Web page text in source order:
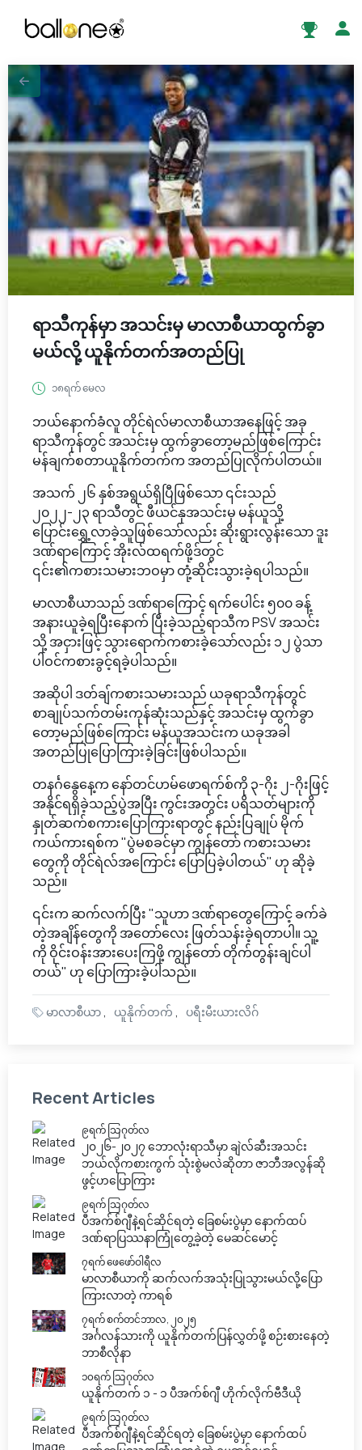
ရာသီကုန်မှာ အသင်းမှ မာလာစီယာထွက်ခွာ
မယ်လို့ ယူနိုက်တက်အတည်ပြု
၁၈ရက် မေလ
ဘယ်နောက်ခံလူ တိုင်ရဲလ်မာလာစီယာအနေဖြင့် အခု
ရာသီကုန်တွင် အသင်းမှ ထွက်ခွာတော့မည်ဖြစ်ကြောင်း
မန်ချက်စတာယူနိုက်တက်က အတည်ပြုလိုက်ပါတယ်။
အသက် ၂၆ နှစ်အရွယ်ရှိပြီဖြစ်သော ၎င်းသည်
၂၀၂၂-၂၃ ရာသီတွင် ဖီယင်နုအသင်းမှ မန်ယူသို့
ပြောင်းရွှေ့လာခဲ့သူဖြစ်သော်လည်း ဆိုးရွားလွန်းသော ဒူး
ဒဏ်ရာကြောင့် အိုးလ်ထရက်ဖို့ဒ်တွင်
၎င်း၏ကစားသမားဘဝမှာ တုံ့ဆိုင်းသွားခဲ့ရပါသည်။
မာလာစီယာသည် ဒဏ်ရာကြောင့် ရက်ပေါင်း ၅၀၀ ခန့်
အနားယူခဲ့ရပြီးနောက် ပြီးခဲ့သည့်ရာသီက PSV အသင်း
သို့ အငှားဖြင့် သွားရောက်ကစားခဲ့သော်လည်း ၁၂ ပွဲသာ
ပါဝင်ကစားခွင့်ရခဲ့ပါသည်။
အဆိုပါ ဒတ်ချ်ကစားသမားသည် ယခုရာသီကုန်တွင်
စာချုပ်သက်တမ်းကုန်ဆုံးသည်နှင့် အသင်းမှ ထွက်ခွာ
တော့မည်ဖြစ်ကြောင်း မန်ယူအသင်းက ယခုအခါ
အတည်ပြုပြောကြားခဲ့ခြင်းဖြစ်ပါသည်။
တနင်္ဂနွေနေ့က နော်တင်ဟမ်ဖောရက်စ်ကို ၃-ဂိုး ၂-ဂိုးဖြင့်
အနိုင်ရရှိခဲ့သည့်ပွဲအပြီး ကွင်းအတွင်း ပရိသတ်များကို
နှုတ်ဆက်စကားပြောကြားရာတွင် နည်းပြချုပ် မိုက်
ကယ်ကားရစ်က "ပွဲမစခင်မှာ ကျွန်တော် ကစားသမား
တွေကို တိုင်ရဲလ်အကြောင်း ပြောပြခဲ့ပါတယ်" ဟု ဆိုခဲ့
သည်။
၎င်းက ဆက်လက်ပြီး "သူဟာ ဒဏ်ရာတွေကြောင့် ခက်ခဲ
တဲ့အချိန်တွေကို အတော်လေး ဖြတ်သန်းခဲ့ရတာပါ။ သူ့
ကို ဝိုင်းဝန်းအားပေးကြဖို့ ကျွန်တော် တိုက်တွန်းချင်ပါ
တယ်" ဟု ပြောကြားခဲ့ပါသည်။
မာလာစီယာ ယူနိုက်တက် ပရီးမီးယားလိဂ်
Recent Articles
၉ရက် သြဂုတ်လ
၂၀၂၆-၂၀၂၇ ဘောလုံးရာသီမှာ ချဲလ်ဆီးအသင်း
ဘယ်လိုကစားကွက် သုံးစွဲမလဲဆိုတာ ဇာဘီအလွန်ဆို
ဖွင့်ဟပြောကြား
၉ရက် သြဂုတ်လ
ပီအက်စ်ဂျီနဲ့ရင်ဆိုင်ရတဲ့ ခြေစမ်းပွဲမှာ နောက်ထပ်
ဒဏ်ရာပြဿနာကြုံတွေ့ခဲ့တဲ့ မေဆင်မောင့်
၇ရက် ဖေဖော်ဝါရီလ
မာလာစီယာကို ဆက်လက်အသုံးပြုသွားမယ်လို့ပြော
ကြားလာတဲ့ ကာရစ်
၇ရက် စက်တင်ဘာလ, ၂၀၂၅
အင်္ဂလန်သားကို ယူနိုက်တက်ပြန်လွှတ်ဖို့ စဉ်းစားနေတဲ့
ဘာစီလိုနာ
၁၀ရက် သြဂုတ်လ
ယူနိုက်တက် ၁ - ၁ ပီအက်စ်ဂျီ ဟိုက်လိုက်ဗီဒီယို
၉ရက် သြဂုတ်လ
ပီအက်စ်ဂျီနဲ့ရင်ဆိုင်ရတဲ့ ခြေစမ်းပွဲမှာ နောက်ထပ်